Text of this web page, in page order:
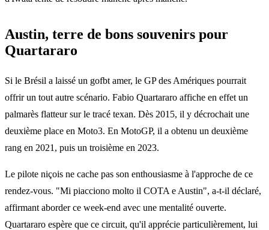
Austin, terre de bons souvenirs pour
Quartararo
Si le Brésil a laissé un gofbt amer, le GP des Amériques pourrait
offrir un tout autre scénario. Fabio Quartararo affiche en effet un
palmarès flatteur sur le tracé texan. Dès 2015, il y décrochait une
deuxième place en Moto3. En MotoGP, il a obtenu un deuxième
rang en 2021, puis un troisième en 2023.
Le pilote niçois ne cache pas son enthousiasme à l'approche de ce
rendez-vous. "Mi piacciono molto il COTA e Austin", a-t-il déclaré,
affirmant aborder ce week-end avec une mentalité ouverte.
Quartararo espère que ce circuit, qu'il apprécie particulièrement, lui